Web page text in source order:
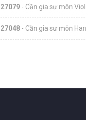
27079 - Cần gia sư môn
27048 - Cần gia sư môn